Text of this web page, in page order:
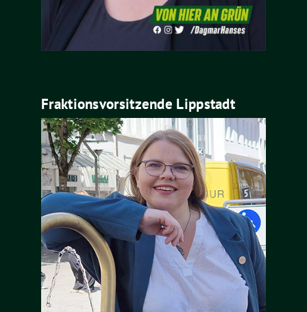
Fraktionsvorsitzende Lippstadt